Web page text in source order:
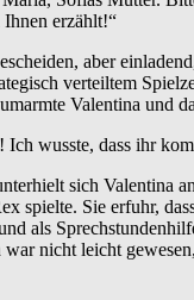
erzählt!“
aber
verteiltem
Valentina und
Ich wusste, dass ihr
sich Valentina
spielte. Sie erfuhr,
als
nicht leicht